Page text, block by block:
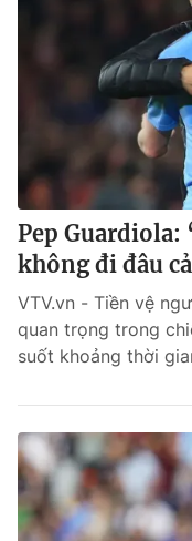
Pep Guardiola:
không đi đâu
VTV.vn - Tiền vệ
quan trọng trong
suốt khoảng thời